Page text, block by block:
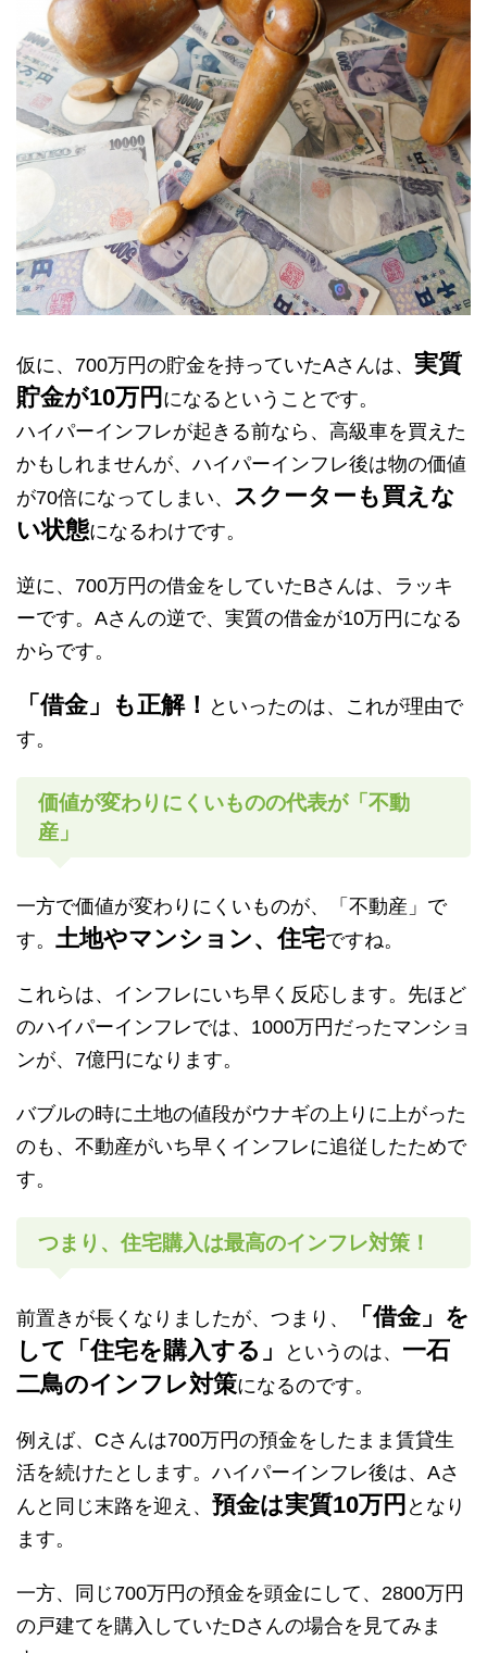
仮に、700万円の貯金を持っていたAさんは、 実質
貯金が10万円 になるということです。
ハイパーインフレが起きる前なら、高級車を買えた
かもしれませんが、ハイパーインフレ後は物の価値
が70倍になってしまい、 スクーターも買えな
い状態になるわけです。
逆に、700万円の借金をしていたBさんは、ラッキ
ーです。Aさんの逆で、実質の借金が10万円になる
からです。
「借金」も正解！ といったのは、これが理由で
す。
価値が変わりにくいものの代表が「不動
産」
一方で価値が変わりにくいものが、「不動産」で
す。 土地やマンション、住宅ですね。
これらは、インフレにいち早く反応します。先ほど
のハイパーインフレでは、1000万円だったマンショ
ンが、7億円になります。
バブルの時に土地の値段がウナギの上りに上がった
のも、不動産がいち早くインフレに追従したためで
す。
つまり、住宅購入は最高のインフレ対策！
前置きが長くなりましたが、つまり、
「借金」を
して「住宅を購入する」
というのは、 一石
二鳥のインフレ対策になるのです。
例えば、Cさんは700万円の預金をしたまま賃貸生
活を続けたとします。ハイパーインフレ後は、Aさ
んと同じ末路を迎え、 預金は実質10万円 となり
ます。
一方、同じ700万円の預金を頭金にして、2800万円
の戸建てを購入していたDさんの場合を見てみま